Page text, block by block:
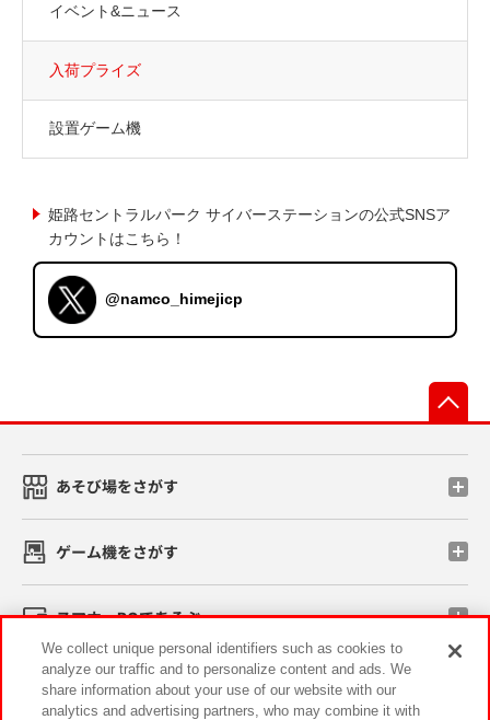
イベント&ニュース
入荷プライズ
設置ゲーム機
姫路セントラルパーク サイバーステーションの公式SNSア
カウントはこちら！
@namco_himejicp
あそび場をさがす
ゲーム機をさがす
スマホ・PCであそぶ
イベント・キャンペーン
We collect unique personal identifiers such as cookies to
analyze our traffic and to personalize content and ads. We
share information about your use of our website with our
analytics and advertising partners, who may combine it with